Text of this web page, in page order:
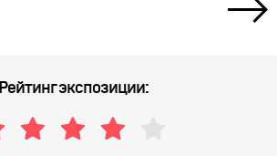
Рейтинг экспозиции: